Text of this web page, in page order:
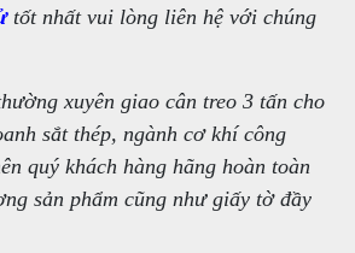
tốt nhất vui lòng liên hệ với chúng
xuyên giao cân treo 3 tấn cho
sắt thép, ngành cơ khí công
quý khách hàng hãng hoàn toàn
sản phẩm cũng như giấy tờ đầy